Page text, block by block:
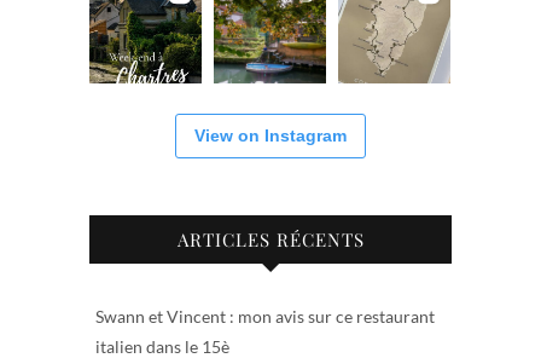
View on Instagram
ARTICLES RÉCENTS
Swann et Vincent : mon avis sur ce restaurant
italien dans le 15è